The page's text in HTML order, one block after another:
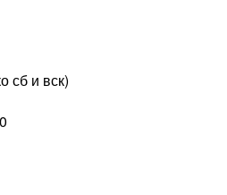
сб и вск)